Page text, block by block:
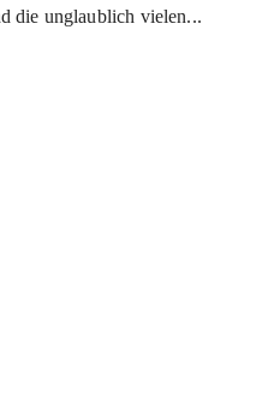
die unglaublich vielen...